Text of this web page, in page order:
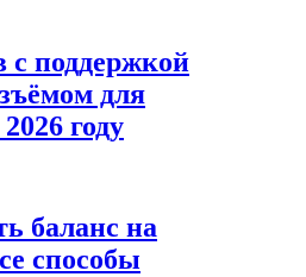
с поддержкой
для
году
баланс на
способы